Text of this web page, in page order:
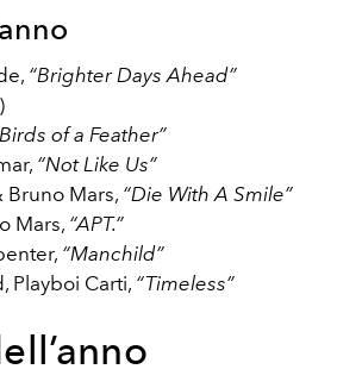
“Brighter Days Ahead”
)
of a Feather”
“Not Like Us”
Bruno Mars, “Die With A Smile”
Mars, “APT.”
“Manchild”
Playboi Carti, “Timeless”